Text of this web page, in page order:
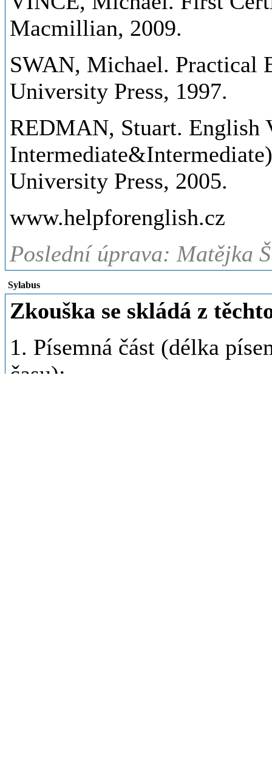
Macmillian, 2009.
SWAN, Michael. Practical
University Press, 1997.
REDMAN, Stuart. English
University Press, 2005.
www.helpforenglish.cz
Poslední úprava: Matějka
Sylabus
Zkouška se skládá z
1. Písemná část (délka
času):